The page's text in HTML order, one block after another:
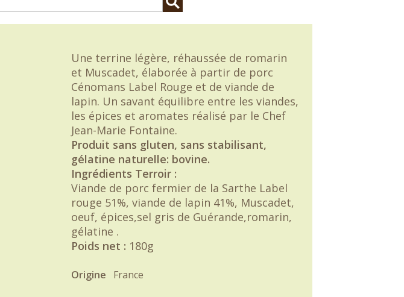
Une terrine légère, réhaussée de romarin
et Muscadet, élaborée à partir de porc
Cénomans Label Rouge et de viande de
lapin. Un savant équilibre entre les viandes,
les épices et aromates réalisé par le Chef
Jean-Marie Fontaine.
Produit sans gluten, sans stabilisant,
gélatine naturelle: bovine.
Ingrédients Terroir :
Viande de porc fermier de la Sarthe Label
rouge 51%, viande de lapin 41%, Muscadet,
oeuf, épices,sel gris de Guérande,romarin,
gélatine .
Poids net : 180g
Origine France